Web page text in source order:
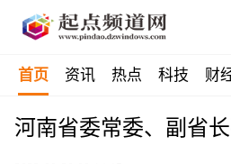
首页 资讯 热点 科技 财
河南省委常委、副省